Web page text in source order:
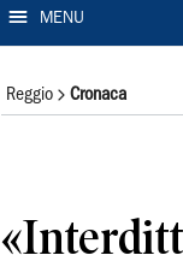
MENU
Reggio Cronaca